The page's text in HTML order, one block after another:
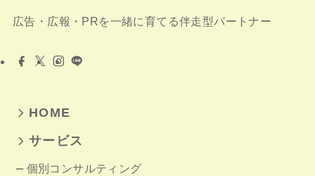
広告・広報・PRを一緒に育てる伴走型パートナー
HOME
サービス
個別コンサルティング